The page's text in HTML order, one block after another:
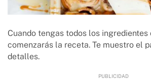
Cuando tengas todos los ingredientes
comenzarás la receta. Te muestro el
detalles.